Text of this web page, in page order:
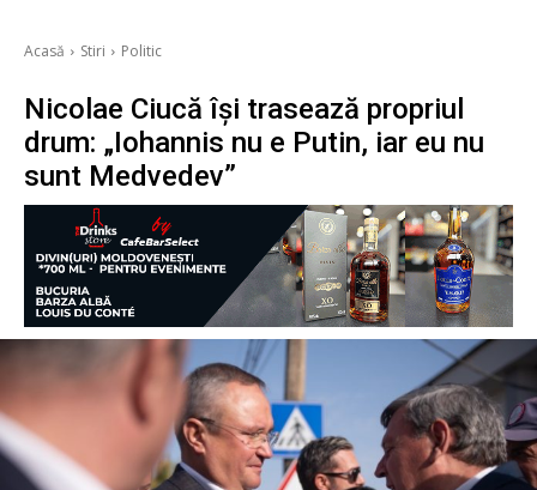
Acasă Stiri Politic
Nicolae Ciucă își trasează propriul
drum: „Iohannis nu e Putin, iar eu nu
sunt Medvedev”